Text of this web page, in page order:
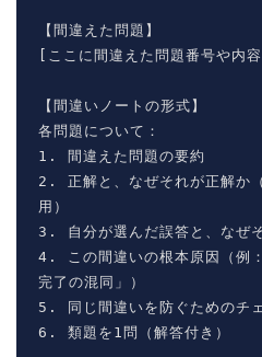
【間違えた問題】
[ここに間違えた問題番号や内
【間違いノートの形式】
各問題について：
1. 間違えた問題の要約
2. 正解と、なぜそれが正解か
用）
3. 自分が選んだ誤答と、なぜ
4. この間違いの根本原因（例
完了の混同」）
5. 同じ間違いを防ぐためのチ
6. 類題を1問（解答付き）